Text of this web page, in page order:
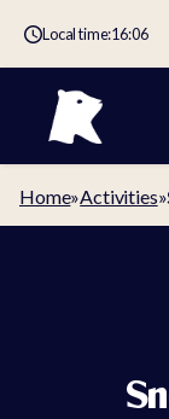
Local time:16:06
Home»Activities»